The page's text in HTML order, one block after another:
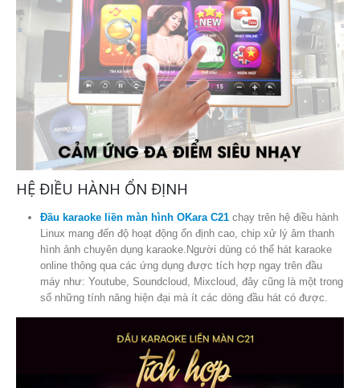
HỆ ĐIỀU HÀNH ỔN ĐỊNH
Đầu karaoke liền màn hình OKara C21chạy trên hệ điều hành
Linux mang đến độ hoạt động ổn định cao, chip xử lý âm thanh
hình ảnh chuyên dụng karaoke.Người dùng có thể hát karaoke
online thông qua các ứng dụng được tích hợp ngay trên đầu
máy như: Youtube, Soundcloud, Mixcloud, đây cũng là một trong
số những tính năng hiện đại mà ít các dòng đầu hát có được.